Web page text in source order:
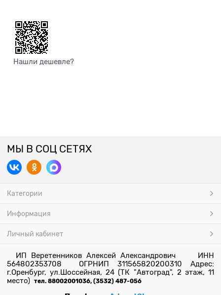
Нашли дешевле?
МЫ В СОЦ СЕТЯХ
Категории
Информация
Личный кабинет
ИП Веретенников Алексей Александрович ИНН
564802353708 ОГРНИП 311565820200310 Адрес:
г.Оренбург, ул.Шоссейная, 24 (ТК "Автоград", 2 этаж, 11
место) тел. 88002001036, (3532) 487-056